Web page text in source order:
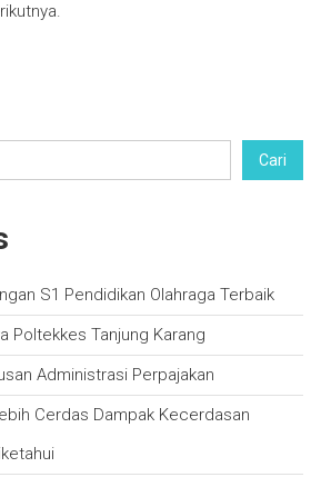
Cari
S1 Pendidikan Olahraga Terbaik
Poltekkes Tanjung Karang
Administrasi Perpajakan
Cerdas Dampak Kecerdasan